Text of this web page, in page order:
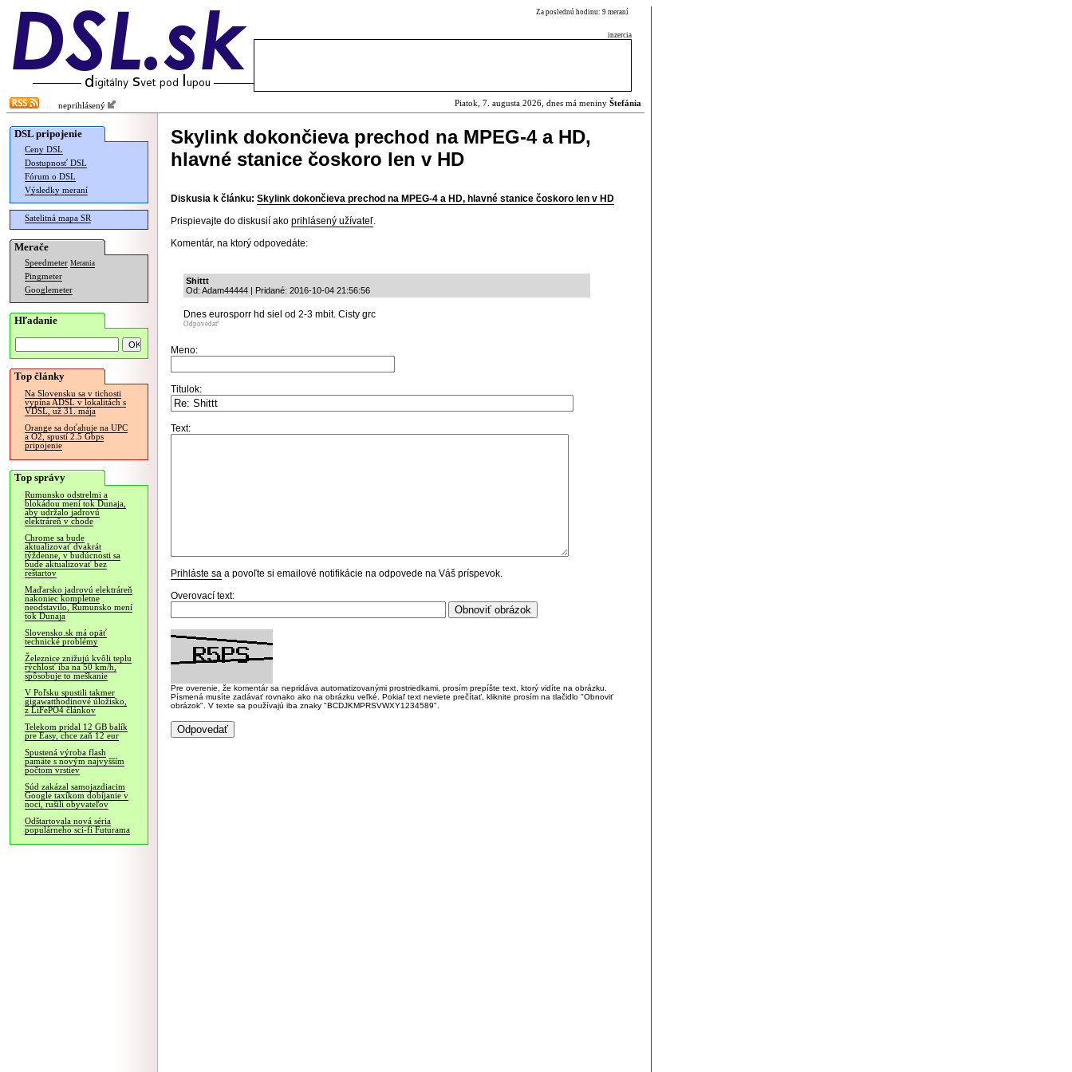
Za poslednú hodinu: 9 meraní
inzercia
neprihlásený Piatok, 7. augusta 2026, dnes má meniny Štefánia
DSL pripojenie
Ceny DSL
Dostupnosť DSL
Fórum o DSL
Výsledky meraní
Satelitná mapa SR
Merače
Speedmeter Merania
Pingmeter
Googlemeter
Hľadanie
Top články
Na Slovensku sa v tichosti
vypína ADSL v lokalitách s
VDSL, už 31. mája
Orange sa doťahuje na UPC
a O2, spustí 2.5 Gbps
pripojenie
Top správy
Rumunsko odstrelmi a
blokádou mení tok Dunaja,
aby udržalo jadrovú
elektráreň v chode
Chrome sa bude
aktualizovať dvakrát
týždenne, v budúcnosti sa
bude aktualizovať bez
reštartov
Maďarsko jadrovú elektráreň
nakoniec kompletne
neodstavilo, Rumunsko mení
tok Dunaja
Slovensko.sk má opäť
technické problémy
Železnice znižujú kvôli teplu
rýchlosť iba na 50 km/h,
spôsobuje to meškanie
V Poľsku spustili takmer
gigawatthodinové úložisko,
z LiFePO4 článkov
Telekom pridal 12 GB balík
pre Easy, chce zaň 12 eur
Spustená výroba flash
pamäte s novým najvyšším
počtom vrstiev
Súd zakázal samojazdiacim
Google taxíkom dobíjanie v
noci, rušili obyvateľov
Odštartovala nová séria
populárneho sci-fi Futurama
Skylink dokončieva prechod na MPEG-4 a HD,
hlavné stanice čoskoro len v HD
Diskusia k článku: Skylink dokončieva prechod na MPEG-4 a HD, hlavné stanice čoskoro len v HD
Prispievajte do diskusií ako prihlásený užívateľ.
Komentár, na ktorý odpovedáte:
Shittt
Od: Adam44444 | Pridané: 2016-10-04 21:56:56
Dnes eurosporr hd siel od 2-3 mbit. Cisty grc
Odpovedať
Meno:
Titulok:
Text:
Prihláste sa a povoľte si emailové notifikácie na odpovede na Váš príspevok.
Overovací text:
Pre overenie, že komentár sa nepridáva automatizovanými prostriedkami, prosím prepíšte text, ktorý vidíte na obrázku.
Písmená musíte zadávať rovnako ako na obrázku veľké. Pokiaľ text neviete prečítať, kliknite prosím na tlačidlo "Obnoviť
obrázok". V texte sa používajú iba znaky "BCDJKMPRSVWXY1234589".